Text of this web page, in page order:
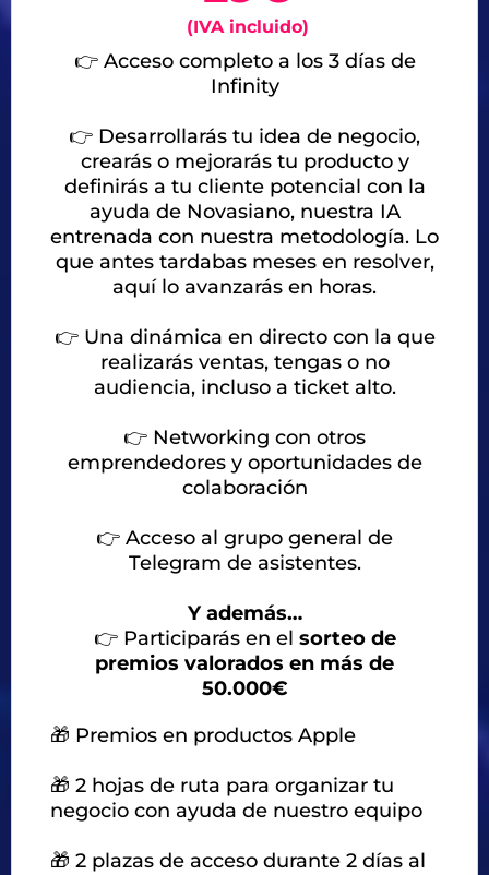
(IVA incluido)
👉 Acceso completo a los 3 días de
Infinity
👉 Desarrollarás tu idea de negocio,
crearás o mejorarás tu producto y
definirás a tu cliente potencial con la
ayuda de Novasiano, nuestra IA
entrenada con nuestra metodología. Lo
que antes tardabas meses en resolver,
aquí lo avanzarás en horas.
👉 Una dinámica en directo con la que
realizarás ventas, tengas o no
audiencia, incluso a ticket alto.
👉 Networking con otros
emprendedores y oportunidades de
colaboración
👉 Acceso al grupo general de
Telegram de asistentes.
Y además…
👉 Participarás en el sorteo de
premios valorados en más de
50.000€
🎁 Premios en productos Apple
🎁 2 hojas de ruta para organizar tu
negocio con ayuda de nuestro equipo
🎁 2 plazas de acceso durante 2 días al